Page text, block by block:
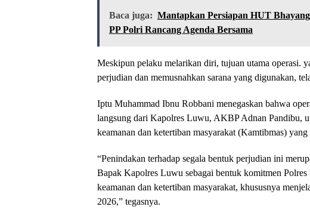
Baca juga: Mantapkan Persiapan HUT
PP Polri Rancang Agenda Bersama
Meskipun pelaku melarikan diri, tujuan utama operasi.
perjudian dan memusnahkan sarana yang digunakan,
Iptu Muhammad Ibnu Robbani menegaskan bahwa
langsung dari Kapolres Luwu, AKBP Adnan Pandibu,
keamanan dan ketertiban masyarakat (Kamtibmas)
“Penindakan terhadap segala bentuk perjudian ini
Bapak Kapolres Luwu sebagai bentuk komitmen
keamanan dan ketertiban masyarakat, khususnya
2026,” tegasnya.